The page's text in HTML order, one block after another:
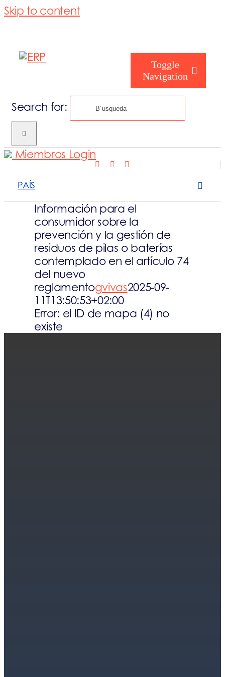
Skip to content
Toggle
Navigation
Search for:
PAÍS
Miembros Login
Información para el
consumidor sobre la
prevención y la gestión de
residuos de pilas o baterías
contemplado en el artículo 74
del nuevo
reglamentogvivas2025-09-
11T13:50:53+02:00
Error: el ID de mapa (4) no
existe